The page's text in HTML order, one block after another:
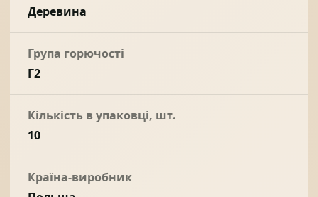
Деревина
Група горючості
Г2
Кількість в упаковці, шт.
10
Країна-виробник